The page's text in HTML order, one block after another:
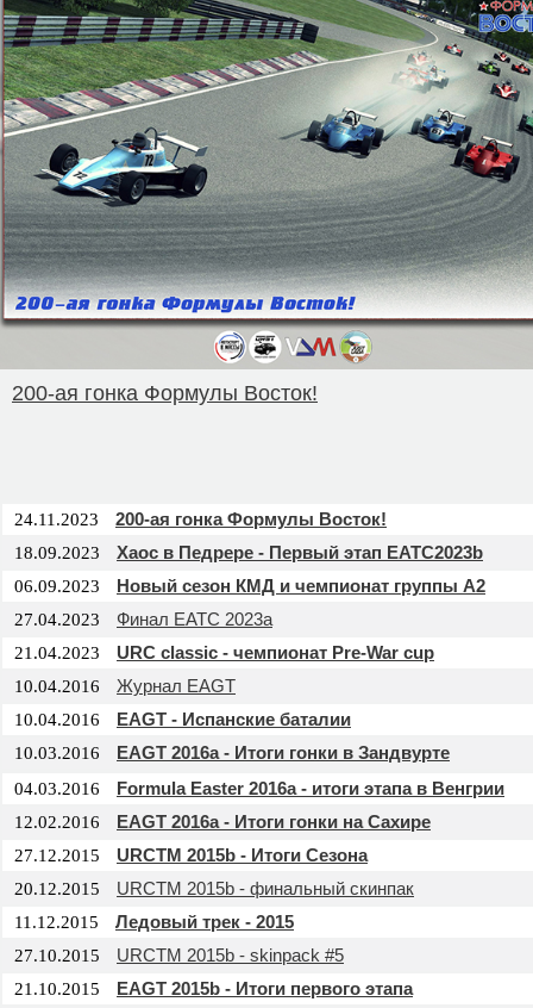
200-ая гонка Формулы Восток!
24.11.2023 200-ая гонка Формулы Восток!
18.09.2023 Хаос в Педрере - Первый этап EATC2023b
06.09.2023 Новый сезон КМД и чемпионат группы А2
27.04.2023 Финал EATC 2023a
21.04.2023 URC classic - чемпионат Pre-War cup
10.04.2016 Журнал EAGT
10.04.2016 EAGT - Испанские баталии
10.03.2016 EAGT 2016a - Итоги гонки в Зандвурте
04.03.2016 Formula Easter 2016a - итоги этапа в Венгрии
12.02.2016 EAGT 2016a - Итоги гонки на Сахире
27.12.2015 URCTM 2015b - Итоги Сезона
20.12.2015 URCTM 2015b - финальный скинпак
11.12.2015 Ледовый трек - 2015
27.10.2015 URCTM 2015b - skinpack #5
21.10.2015 EAGT 2015b - Итоги первого этапа